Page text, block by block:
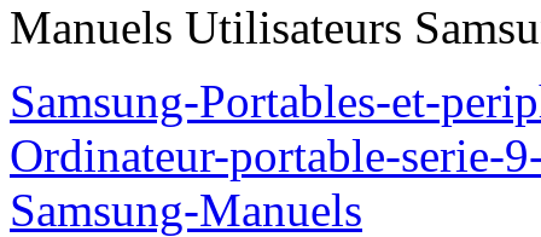
Manuels Utilisateurs
Samsung-Portables-et-
Ordinateur-portable-serie-
Samsung-Manuels